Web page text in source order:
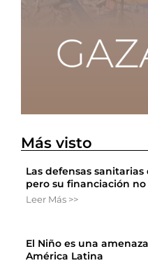
Más visto
Las defensas
pero su financiación no
Leer Más >>
El Niño es una
América Latina